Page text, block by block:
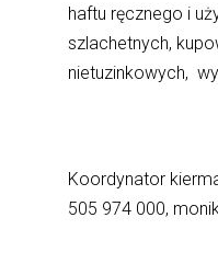
haftu ręcznego i
szlachetnych,
nietuzinkowych,
Koordynator
505 974 000,